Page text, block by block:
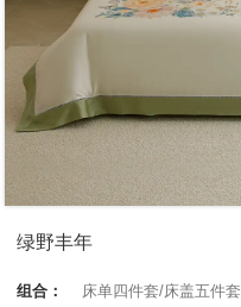
绿野丰年
组合：
床单四件套/床盖五件套